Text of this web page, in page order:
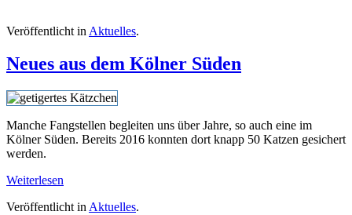
Veröffentlicht in Aktuelles.
Neues aus dem Kölner Süden
Manche Fangstellen begleiten uns über Jahre, so auch eine im
Kölner Süden. Bereits 2016 konnten dort knapp 50 Katzen gesichert
werden.
Weiterlesen
Veröffentlicht in Aktuelles.